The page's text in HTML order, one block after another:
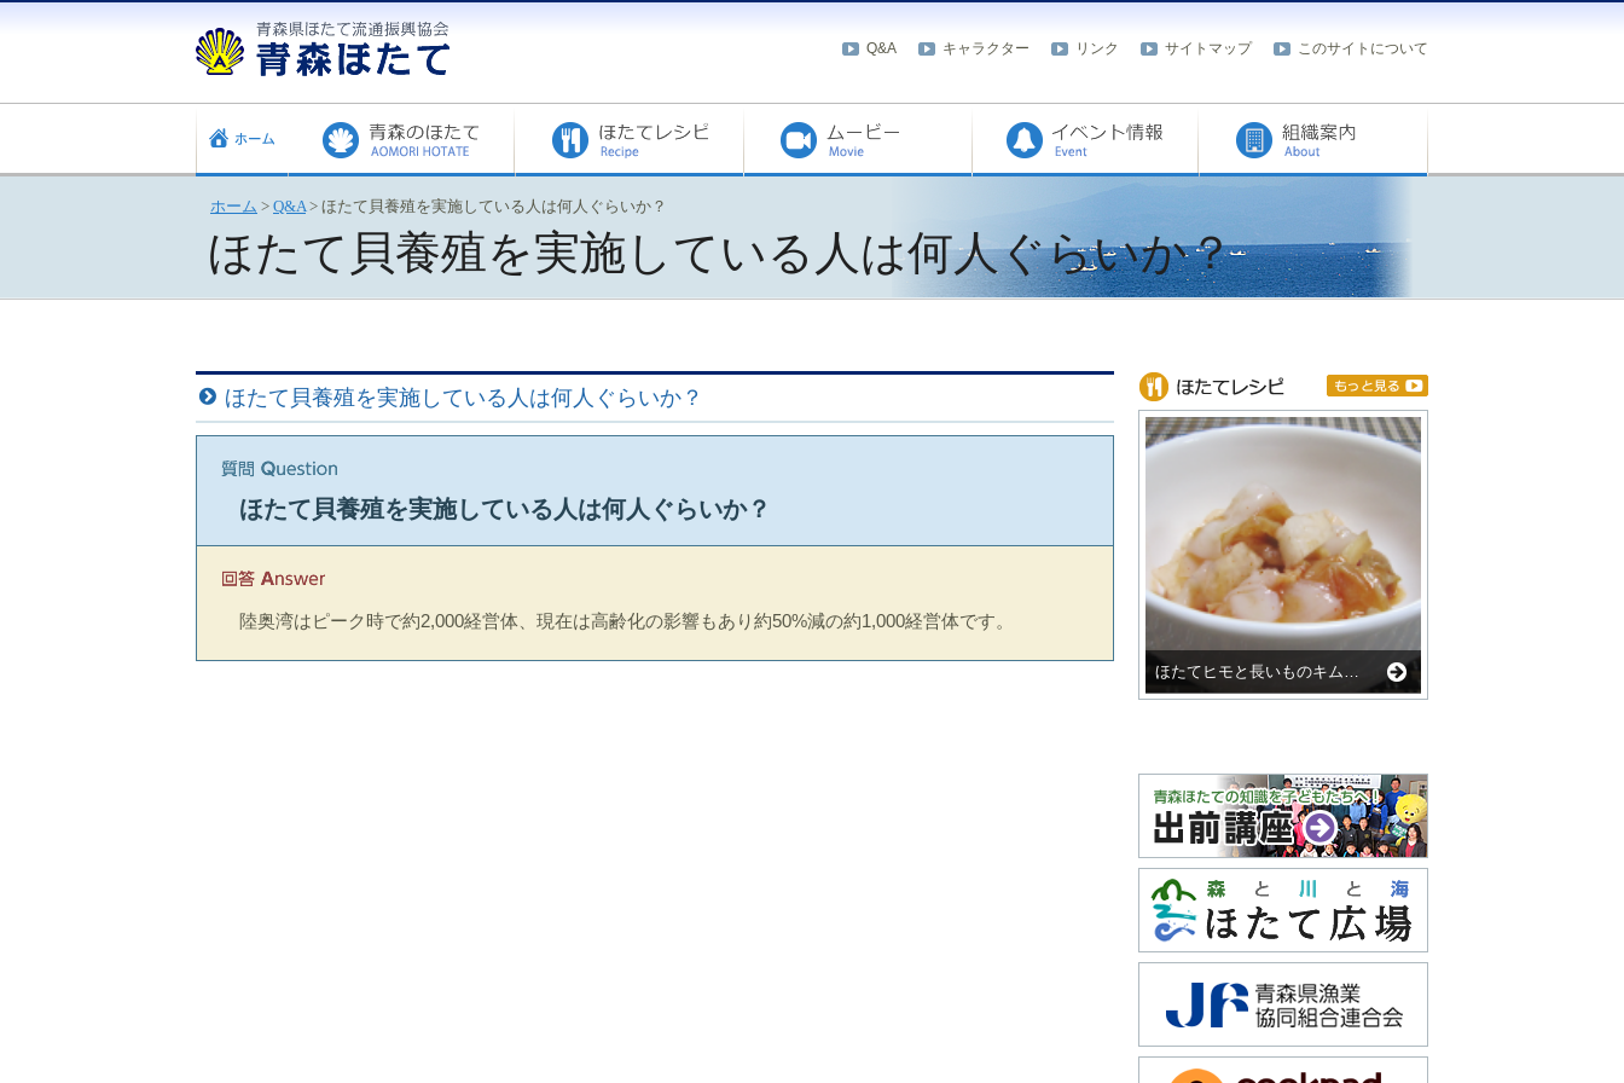
Q&A キャラクター リンク サイトマップ このサイトについて
ホーム > Q&A> ほたて貝養殖を実施している人は何人ぐらいか？
ほたて貝養殖を実施している人は何人ぐらいか？
ほたて貝養殖を実施している人は何人ぐらいか？
ほたて貝養殖を実施している人は何人ぐらいか？
陸奥湾はピーク時で約2,000経営体、現在は高齢化の影響もあり約50%減の約1,000経営体です。
ほたてヒモと長いものキム…